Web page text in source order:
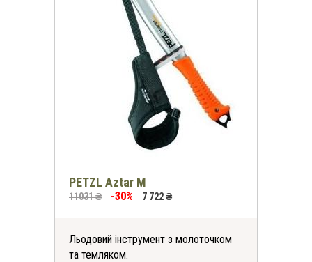
PETZL Aztar M
11031 ₴ -30% 7 722 ₴
Льодовий інструмент з молоточком
та темляком.